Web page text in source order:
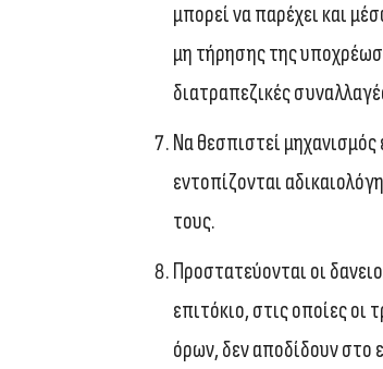
μπορεί να παρέχει και
μη τήρησης της
διατραπεζικές
Να θεσπιστεί
εντοπίζονται
τους.
Προστατεύονται οι
επιτόκιο, στις οποίες
όρων, δεν αποδίδουν στο